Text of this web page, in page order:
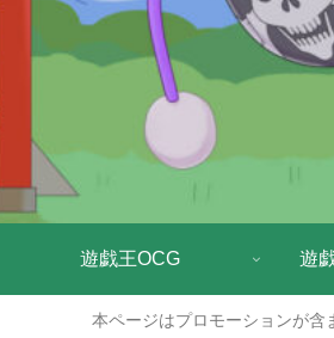
遊戯王OCG 遊
本ページはプロモーションが含